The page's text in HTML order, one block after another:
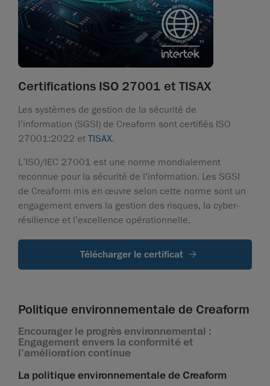
Certifications ISO 27001 et TISAX
Les systèmes de gestion de la sécurité de
l’information (SGSI) de Creaform sont certifiés ISO
27001:2022 et TISAX.
L’ISO/IEC 27001 est une norme mondialement
reconnue pour la sécurité de l’information. Les SGSI
de Creaform mis en œuvre selon cette norme sont un
engagement envers la gestion des risques, la cyber-
résilience et l’excellence opérationnelle.
Télécharger le certificat
Politique environnementale de Creaform
Encourager le progrès environnemental :
Engagement envers la conformité et
l’amélioration continue
La politique environnementale de Creaform